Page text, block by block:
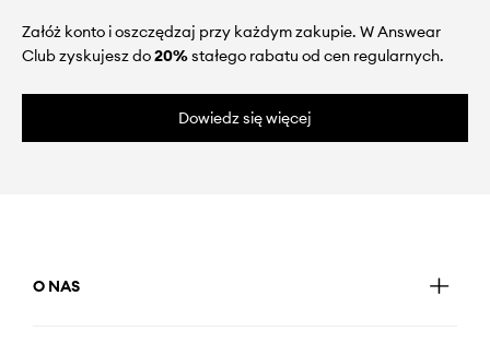
Załóż konto i oszczędzaj przy każdym zakupie. W Answear
Club zyskujesz do20%stałego rabatu od cen regularnych.
Dowiedz się więcej
O NAS